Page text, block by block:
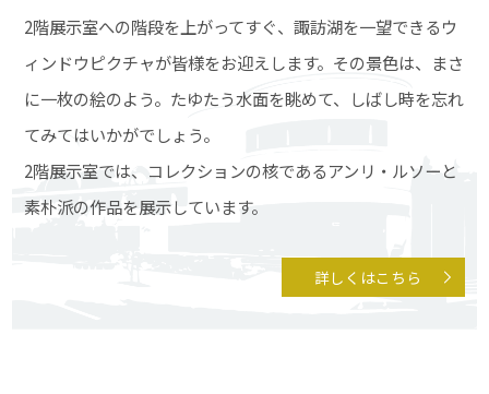
2階展示室への階段を上がってすぐ、諏訪湖を一望できるウ
ィンドウピクチャが皆様をお迎えします。その景色は、まさ
に一枚の絵のよう。たゆたう水面を眺めて、しばし時を忘れ
てみてはいかがでしょう。
2階展示室では、コレクションの核であるアンリ・ルソーと
素朴派の作品を展示しています。
詳しくはこちら